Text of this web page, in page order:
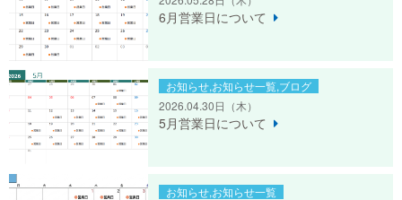
6月営業日について
お知らせ,お知らせ一覧,ブログ
2026.04.30日 （木）
5月営業日について
お知らせ,お知らせ一覧